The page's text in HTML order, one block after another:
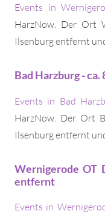
Events in
HarzNow. Der Ort
Ilsenburg entfernt
Bad Harzburg -
Events in Bad
HarzNow. Der Ort
Ilsenburg entfernt
Wernigerode OT
entfernt
Events in